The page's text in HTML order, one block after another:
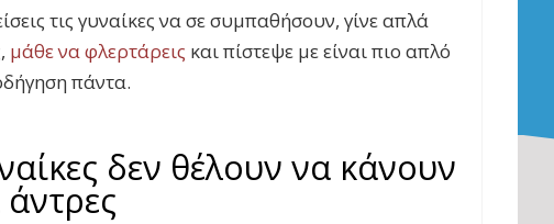
τις γυναίκες να σε συμπαθήσουν, γίνε απλά
μάθε να φλερτάρεις και πίστεψε με είναι πιο απλό
πάντα.
δεν θέλουν να κάνουν